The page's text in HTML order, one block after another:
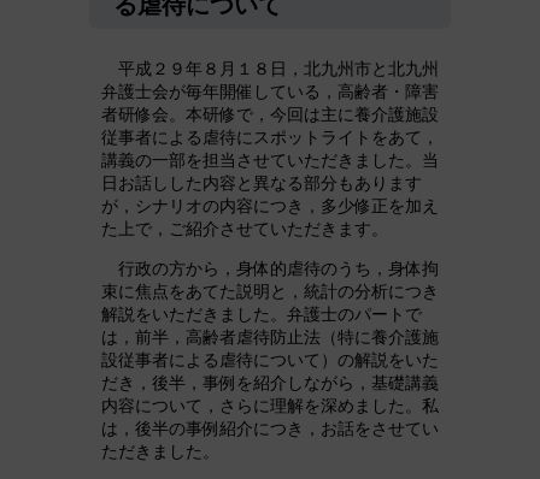
平成２９年８月１８日，北九州市と北九州
弁護士会が毎年開催している，高齢者・障害
者研修会。本研修で，今回は主に養介護施設
従事者による虐待にスポットライトをあて，
講義の一部を担当させていただきました。当
日お話しした内容と異なる部分もあります
が，シナリオの内容につき，多少修正を加え
た上で，ご紹介させていただきます。
行政の方から，身体的虐待のうち，身体拘
束に焦点をあてた説明と，統計の分析につき
解説をいただきました。弁護士のパートで
は，前半，高齢者虐待防止法（特に養介護施
設従事者による虐待について）の解説をいた
だき，後半，事例を紹介しながら，基礎講義
内容について，さらに理解を深めました。私
は，後半の事例紹介につき，お話をさせてい
ただきました。